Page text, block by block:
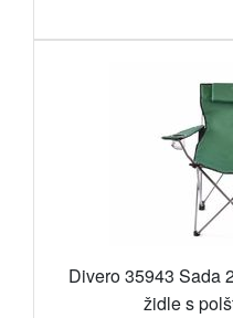
Divero 35943 Sada
židle s